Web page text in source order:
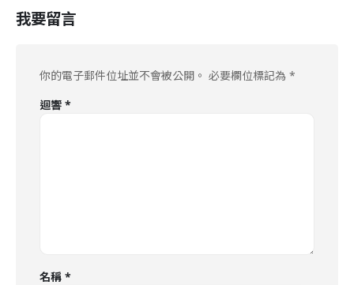
我要留言
你的電子郵件位址並不會被公開。 必要欄位標記為 *
迴響 *
名稱 *